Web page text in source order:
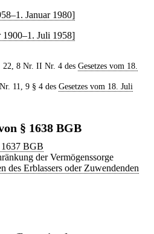
Januar 1980]
1900–1. Juli 1958]
22, 8 Nr. II Nr. 4 des Gesetzes vom 18.
11, 9 § 4 des Gesetzes vom 18. Juli
§ 1638 BGB
1637 BGB
der Vermögenssorge
des Erblassers oder Zuwendenden